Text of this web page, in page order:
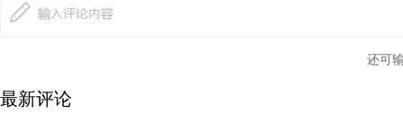
还可
最新评论